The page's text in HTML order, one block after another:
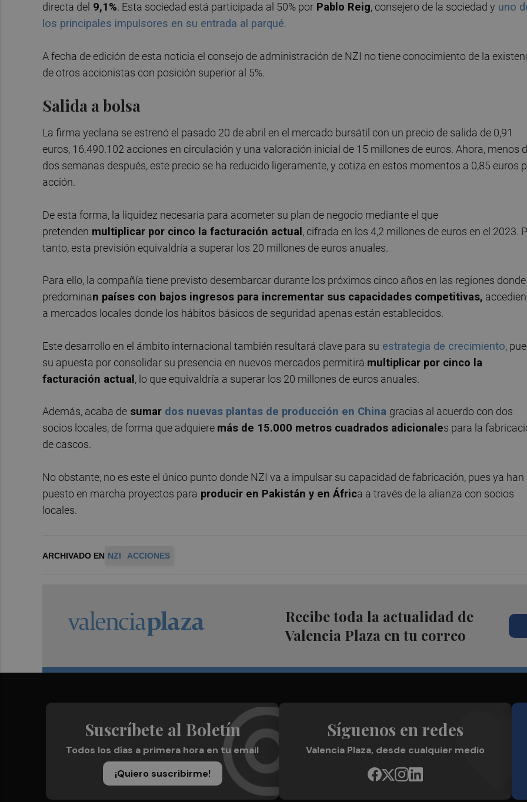
directa del 9,1%. Esta sociedad está participada al 50% por Pablo Reig, consejero de la sociedad y uno
los principales impulsores en su entrada al parqué.
A fecha de edición de esta noticia el consejo de administración de NZI no tiene conocimiento de la
de otros accionistas con posición superior al 5%.
Salida a bolsa
La firma yeclana se estrenó el pasado 20 de abril en el mercado bursátil con un precio de salida de 0,91
euros, 16.490.102 acciones en circulación y una valoración inicial de 15 millones de euros. Ahora, menos
dos semanas después, este precio se ha reducido ligeramente, y cotiza en estos momentos a 0,85 euros
acción.
De esta forma, la liquidez necesaria para acometer su plan de negocio mediante el que
pretenden multiplicar por cinco la facturación actual, cifrada en los 4,2 millones de euros en el 2023.
tanto, esta previsión equivaldría a superar los 20 millones de euros anuales.
Para ello, la compañía tiene previsto desembarcar durante los próximos cinco años en las regiones donde
predominan países con bajos ingresos para incrementar sus capacidades competitivas,
a mercados locales donde los hábitos básicos de seguridad apenas están establecidos.
Este desarrollo en el ámbito internacional también resultará clave para su estrategia de crecimiento,
su apuesta por consolidar su presencia en nuevos mercados permitirá multiplicar por cinco la
facturación actual, lo que equivaldría a superar los 20 millones de euros anuales.
Además, acaba de sumar dos nuevas plantas de producción en China gracias al acuerdo con dos
socios locales, de forma que adquiere más de 15.000 metros cuadrados adicionales para la
de cascos.
No obstante, no es este el único punto donde NZI va a impulsar su capacidad de fabricación, pues ya han
puesto en marcha proyectos para producir en Pakistán y en África a través de la alianza con socios
locales.
ARCHIVADO EN NZI ACCIONES
Recibe toda la actualidad de
Valencia Plaza en tu correo
Suscríbete al Boletín
Todos los días a primera hora en tu email
¡Quiero suscribirme!
Síguenos en redes
Valencia Plaza, desde cualquier medio